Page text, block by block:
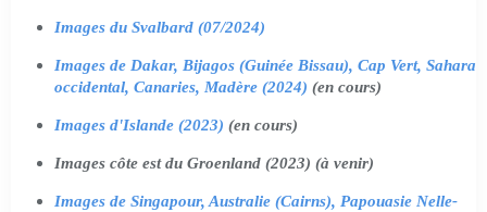
Images du Svalbard (07/2024)
Images de Dakar, Bijagos (Guinée Bissau), Cap Vert, Sahara
occidental, Canaries, Madère (2024) (en cours)
Images d'Islande (2023) (en cours)
Images côte est du Groenland (2023) (à venir)
Images de Singapour, Australie (Cairns), Papouasie Nelle-